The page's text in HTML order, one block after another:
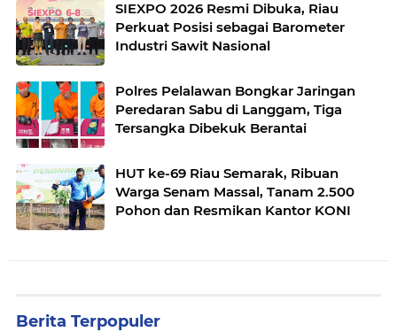
SIEXPO 2026 Resmi Dibuka, Riau
Perkuat Posisi sebagai Barometer
Industri Sawit Nasional
Polres Pelalawan Bongkar Jaringan
Peredaran Sabu di Langgam, Tiga
Tersangka Dibekuk Berantai
HUT ke-69 Riau Semarak, Ribuan
Warga Senam Massal, Tanam 2.500
Pohon dan Resmikan Kantor KONI
Berita Terpopuler